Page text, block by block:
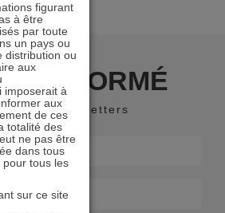
INFORMÉ
nos newsletters
figurant
à être
par toute
un pays ou
distribution ou
aux
imposerait à
aux
de ces
totalité des
ne pas être
dans tous
pour tous les
sur ce site